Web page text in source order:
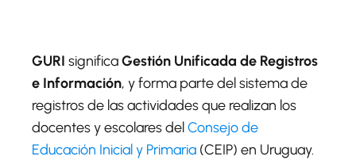
GURI significaGestión Unificada de Registros
e Información, y forma parte del sistema de
registros de las actividades que realizan los
docentes y escolares delConsejo de
Educación Inicial y Primaria (CEIP) en Uruguay.